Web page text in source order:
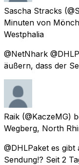
Sascha Stracks
Minuten von
Westphalia
@NetNhark
äußern, dass der
Raik (@KaczeMG)
Wegberg, North
@DHLPaket es
Sendung!? Seit 2